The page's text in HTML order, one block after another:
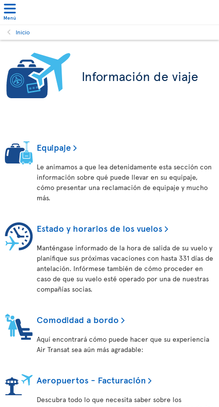
Menú
Inicio
Información de viaje
Equipaje
Le animamos a que lea detenidamente esta sección con
información sobre qué puede llevar en su equipaje,
cómo presentar una reclamación de equipaje y mucho
más.
Estado y horarios de los vuelos
Manténgase informado de la hora de salida de su vuelo y
planifique sus próximas vacaciones con hasta 331 días de
antelación. Infórmese también de cómo proceder en
caso de que su vuelo esté operado por una de nuestras
compañías socias.
Comodidad a bordo
Aquí encontrará cómo puede hacer que su experiencia
Air Transat sea aún más agradable:
Aeropuertos - Facturación
Descubra todo lo que necesita saber sobre los